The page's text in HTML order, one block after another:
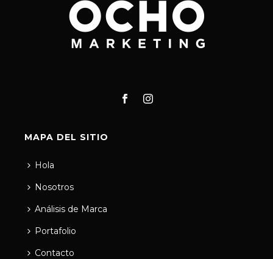
MAPA DEL SITIO
Hola
Nosotros
Análisis de Marca
Portafolio
Contacto